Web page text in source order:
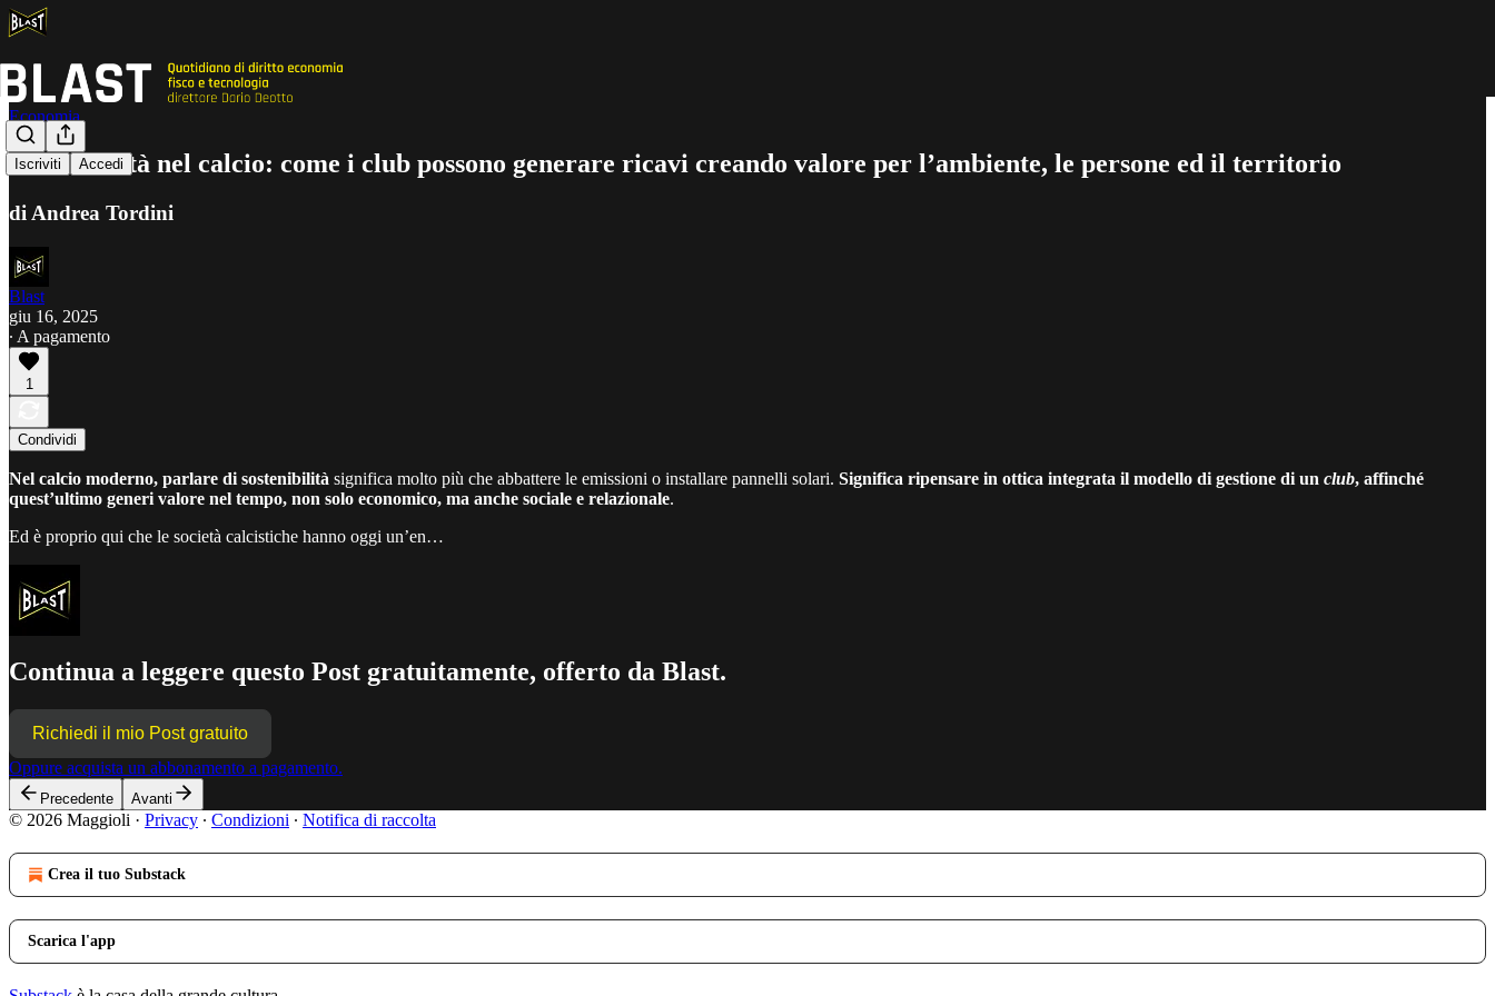
Iscriviti Accedi
Economia
Sostenibilità nel calcio: come i club possono generare ricavi creando valore per l’ambiente, le persone ed il territorio
di Andrea Tordini
Blast
giu 16, 2025
∙ A pagamento
1
Condividi
Nel calcio moderno, parlare di sostenibilità significa molto più che abbattere le emissioni o installare pannelli solari. Significa ripensare in ottica integrata il modello di gestione di un club, affinché
quest’ultimo generi valore nel tempo, non solo economico, ma anche sociale e relazionale.
Ed è proprio qui che le società calcistiche hanno oggi un’en…
Continua a leggere questo Post gratuitamente, offerto da Blast.
Richiedi il mio Post gratuito
Oppure acquista un abbonamento a pagamento.
Precedente Avanti
© 2026 Maggioli · Privacy ∙ Condizioni ∙ Notifica di raccolta
Crea il tuo Substack
Scarica l'app